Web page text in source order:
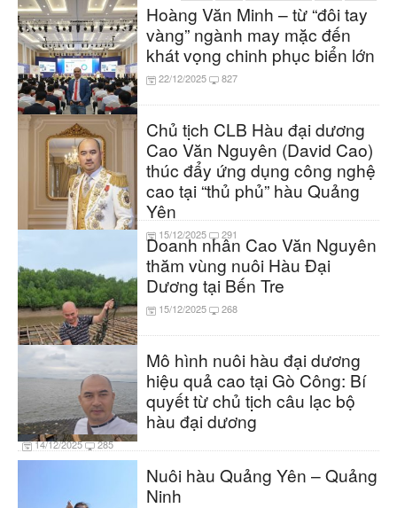
Hoàng Văn Minh – từ “đôi tay
vàng” ngành may mặc đến
khát vọng chinh phục biển lớn
22/12/2025 827
Chủ tịch CLB Hàu đại dương
Cao Văn Nguyên (David Cao)
thúc đẩy ứng dụng công nghệ
cao tại “thủ phủ” hàu Quảng
Yên
15/12/2025 291
Doanh nhân Cao Văn Nguyên
thăm vùng nuôi Hàu Đại
Dương tại Bến Tre
15/12/2025 268
Mô hình nuôi hàu đại dương
hiệu quả cao tại Gò Công: Bí
quyết từ chủ tịch câu lạc bộ
hàu đại dương
14/12/2025 285
Nuôi hàu Quảng Yên – Quảng
Ninh